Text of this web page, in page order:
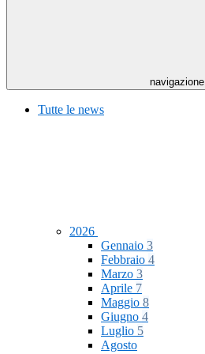
navigazione
Tutte le news
2026
Gennaio 3
Febbraio 4
Marzo 3
Aprile 7
Maggio 8
Giugno 4
Luglio 5
Agosto